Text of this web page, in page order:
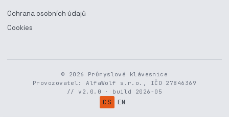
Ochrana osobních údajů
Cookies
© 2026 Průmyslové klávesnice
Provozovatel: AlfaWolf s.r.o., IČO 27846369
// v2.0.0 · build 2026-05
CS EN